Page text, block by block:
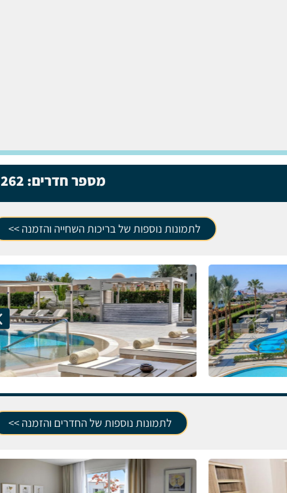
מספר חדרים: 262
לתמונות נוספות של בריכות השחייה והזמנה >>
לתמונות נוספות של החדרים והזמנה >>